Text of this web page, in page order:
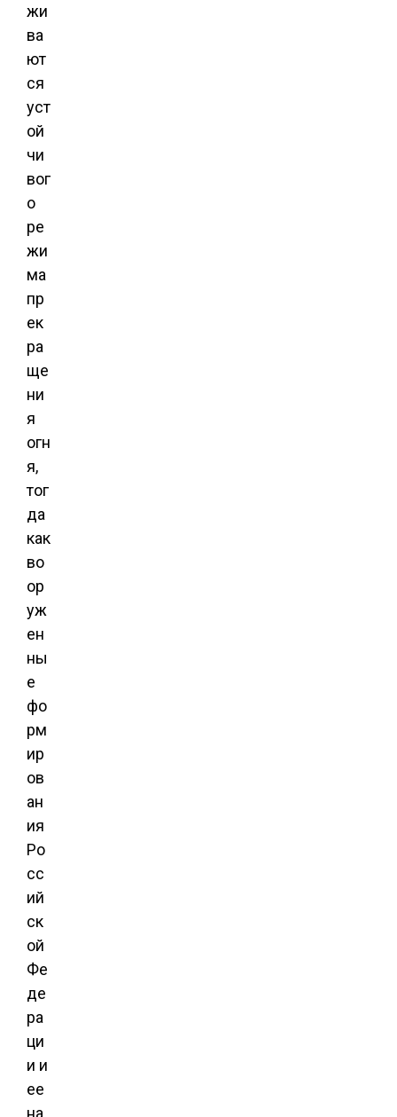
жи
ва
ют
ся
уст
ой
чи
вог
о
ре
жи
ма
пр
ек
ра
ще
ни
я
огн
я,
тог
да
как
во
ор
уж
ен
ны
е
фо
рм
ир
ов
ан
ия
Ро
сс
ий
ск
ой
Фе
де
ра
ци
и и
ее
на